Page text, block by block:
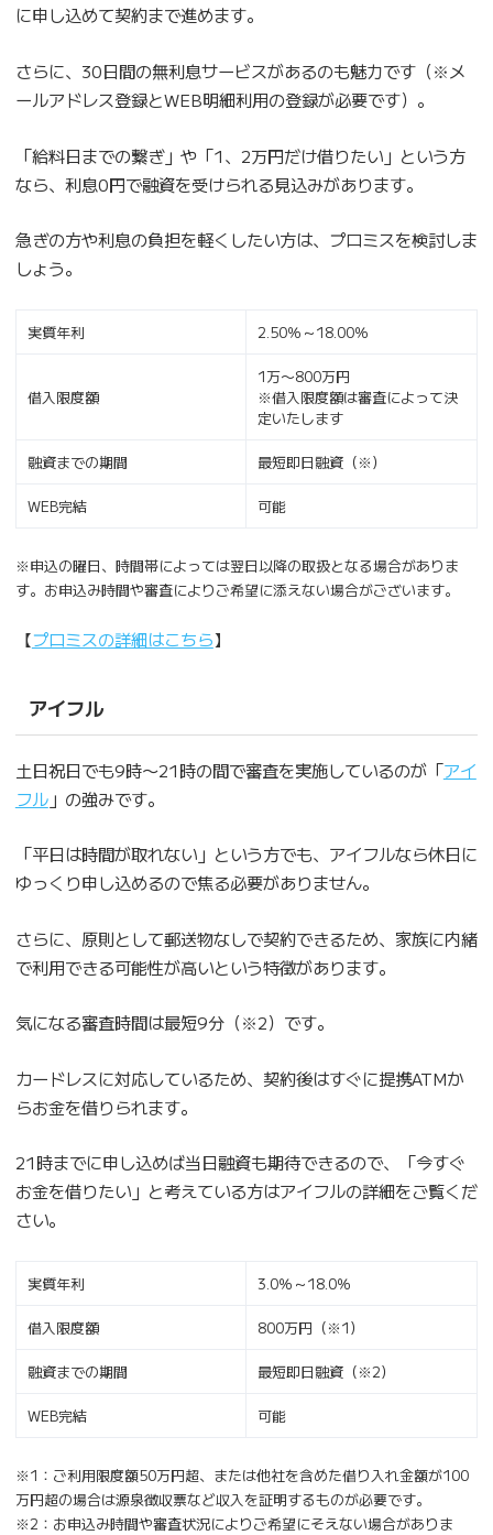
に申し込めて契約まで進めます。
さらに、30日間の無利息サービスがあるのも魅力です（※メ
ールアドレス登録とWEB明細利用の登録が必要です）。
「給料日までの繋ぎ」や「1、2万円だけ借りたい」という方
なら、利息0円で融資を受けられる見込みがあります。
急ぎの方や利息の負担を軽くしたい方は、プロミスを検討しま
しょう。
実質年利 2.50％～18.00％
借入限度額
1万〜800万円
※借入限度額は審査によって決
定いたします
融資までの期間 最短即日融資（※）
WEB完結 可能
※申込の曜日、時間帯によっては翌日以降の取扱となる場合がありま
す。お申込み時間や審査によりご希望に添えない場合がございます。
【プロミスの詳細はこちら】
アイフル
土日祝日でも9時〜21時の間で審査を実施しているのが「アイ
フル」の強みです。
「平日は時間が取れない」という方でも、アイフルなら休日に
ゆっくり申し込めるので焦る必要がありません。
さらに、原則として郵送物なしで契約できるため、家族に内緒
で利用できる可能性が高いという特徴があります。
気になる審査時間は最短9分（※2）です。
カードレスに対応しているため、契約後はすぐに提携ATMか
らお金を借りられます。
21時までに申し込めば当日融資も期待できるので、「今すぐ
お金を借りたい」と考えている方はアイフルの詳細をご覧くだ
さい。
実質年利 3.0％～18.0％
借入限度額 800万円（※1）
融資までの期間 最短即日融資（※2）
WEB完結 可能
※1：ご利用限度額50万円超、または他社を含めた借り入れ金額が100
万円超の場合は源泉徴収票など収入を証明するものが必要です。
※2：お申込み時間や審査状況によりご希望にそえない場合がありま